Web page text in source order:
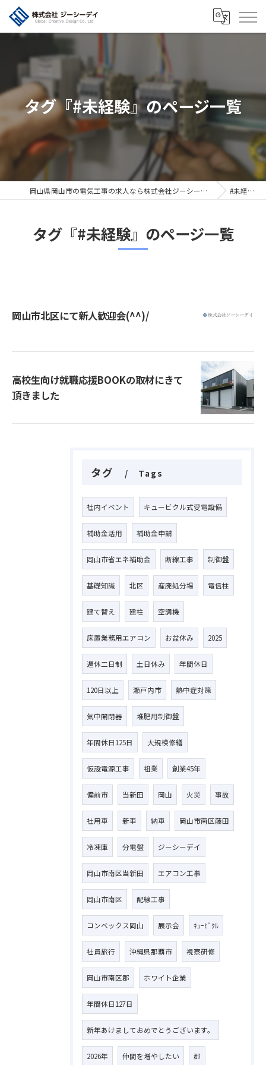
タグ『#未経験』のページ一覧
岡山県岡山市の電気工事の求人なら株式会社ジーシーデイ #未経験
タグ『#未経験』のページ一覧
岡山市北区にて新人歓迎会(^^)/
高校生向け就職応援BOOKの取材にきて
頂きました
タグ Tags
社内イベント キュービクル式受電設備
補助金活用 補助金申請
岡山市省エネ補助金 断線工事 制御盤
基礎知識 北区 産廃処分場 電信柱
建て替え 建柱 空調機
床置業務用エアコン お盆休み 2025
週休二日制 土日休み 年間休日
120日以上 瀬戸内市 熱中症対策
気中開閉器 堆肥用制御盤
年間休日125日 大規模修繕
仮設電源工事 祖業 創業45年
備前市 当新田 岡山 火災 事故
社用車 新車 納車 岡山市南区藤田
冷凍庫 分電盤 ジーシーデイ
岡山市南区当新田 エアコン工事
岡山市南区 配線工事
コンベックス岡山 展示会 ｷｭｰﾋﾞｸﾙ
社員旅行 沖縄県那覇市 視察研修
岡山市南区郡 ホワイト企業
年間休日127日
新年あけましておめでとうございます。
2026年 仲間を増やしたい 郡